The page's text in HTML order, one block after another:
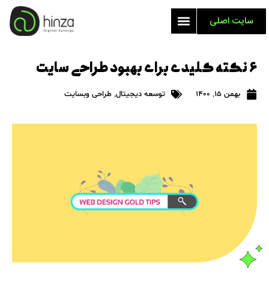
سایت اصلی
۶ نکته کلیدی برای بهبود طراحی سایت
بهمن 15, 1400 توسعه دیجیتال, طراحی وبسایت